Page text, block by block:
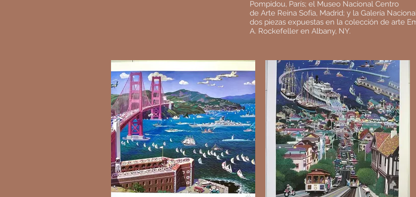
Pompidou, París; el Museo Nacional Centro
de Arte Reina Sofía, Madrid; y la Galería
dos piezas expuestas en la colección de arte
A. Rockefeller en Albany, NY.